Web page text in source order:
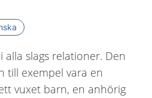
slags relationer. Den
till exempel vara en
vuxet barn, en anhörig